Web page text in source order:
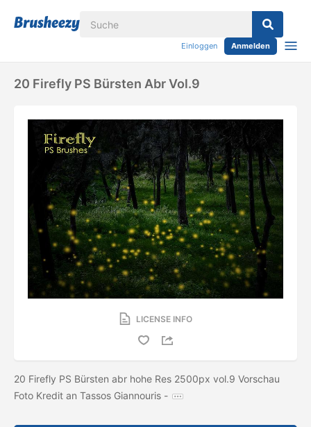
Einloggen Anmelden
20 Firefly PS Bürsten Abr Vol.9
LICENSE INFO
20 Firefly PS Bürsten abr hohe Res 2500px vol.9 Vorschau
Foto Kredit an Tassos Giannouris -